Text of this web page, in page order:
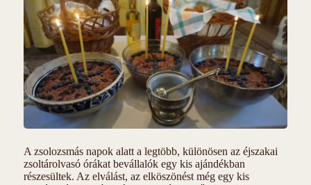
A zsolozsmás napok alatt a legtöbb, különösen az éjszakai
zsoltárolvasó órákat bevállalók egy kis ajándékban
részesültek. Az elválást, az elköszönést még egy kis